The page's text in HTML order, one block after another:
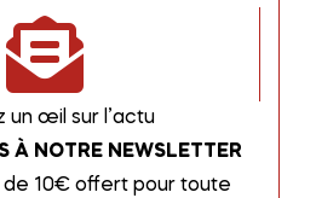
un œil sur l’actu
À NOTRE NEWSLETTER
de 10€ offert pour toute